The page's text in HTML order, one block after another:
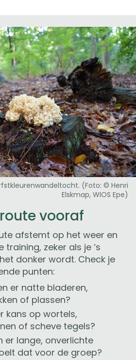
(Foto: © Henri
Elskmap, WIOS Epe)
vooraf
afstemt op het weer en
zeker als je ‘s
donker wordt. Check je
punten:
er natte bladeren,
of plassen?
kans op wortels,
of scheve tegels?
er lange, onverlichte
dat voor de groep?